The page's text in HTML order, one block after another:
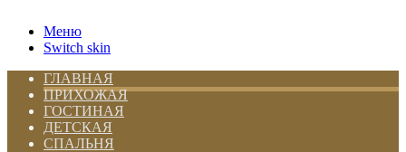
Меню
Switch skin
ГЛАВНАЯ
ПРИХОЖАЯ
ГОСТИНАЯ
ДЕТСКАЯ
СПАЛЬНЯ